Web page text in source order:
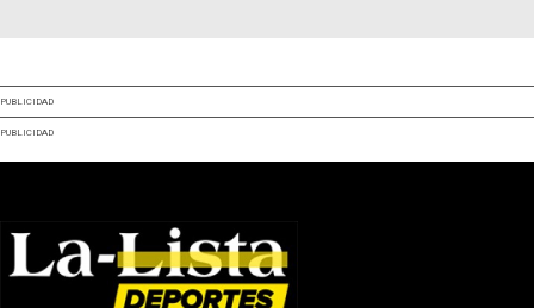
PUBLICIDAD
PUBLICIDAD